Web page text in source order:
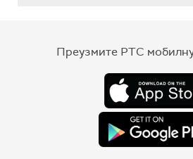
Преузмите РТС